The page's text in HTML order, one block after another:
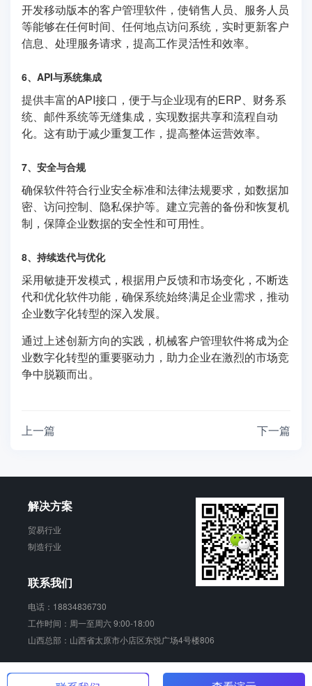
开发移动版本的客户管理软件，使销售人员、服务人员
等能够在任何时间、任何地点访问系统，实时更新客户
信息、处理服务请求，提高工作灵活性和效率。
6、API与系统集成
提供丰富的API接口，便于与企业现有的ERP、财务系
统、邮件系统等无缝集成，实现数据共享和流程自动
化。这有助于减少重复工作，提高整体运营效率。
7、安全与合规
确保软件符合行业安全标准和法律法规要求，如数据加
密、访问控制、隐私保护等。建立完善的备份和恢复机
制，保障企业数据的安全性和可用性。
8、持续迭代与优化
采用敏捷开发模式，根据用户反馈和市场变化，不断迭
代和优化软件功能，确保系统始终满足企业需求，推动
企业数字化转型的深入发展。
通过上述创新方向的实践，机械客户管理软件将成为企
业数字化转型的重要驱动力，助力企业在激烈的市场竞
争中脱颖而出。
上一篇 下一篇
解决方案
贸易行业
制造行业
联系我们
电话：18834836730
工作时间：周一至周六 9:00-18:00
山西总部：山西省太原市小店区东悦广场4号楼806
销动云 版权所有